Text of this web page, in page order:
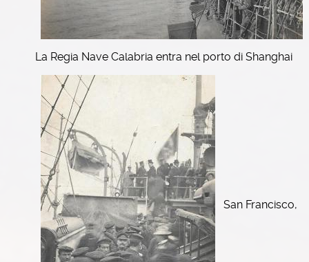
La Regia Nave Calabria entra nel porto di Shanghai
San Francisco,